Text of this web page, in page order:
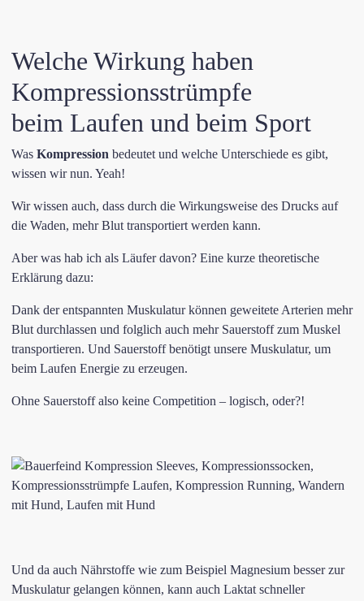
Welche Wirkung haben
Kompressionsstrümpfe
beim Laufen und beim Sport
Was Kompression bedeutet und welche Unterschiede es gibt,
wissen wir nun. Yeah!
Wir wissen auch, dass durch die Wirkungsweise des Drucks auf
die Waden, mehr Blut transportiert werden kann.
Aber was hab ich als Läufer davon? Eine kurze theoretische
Erklärung dazu:
Dank der entspannten Muskulatur können geweitete Arterien mehr
Blut durchlassen und folglich auch mehr Sauerstoff zum Muskel
transportieren. Und Sauerstoff benötigt unsere Muskulatur, um
beim Laufen Energie zu erzeugen.
Ohne Sauerstoff also keine Competition – logisch, oder?!
Und da auch Nährstoffe wie zum Beispiel Magnesium besser zur
Muskulatur gelangen können, kann auch Laktat schneller